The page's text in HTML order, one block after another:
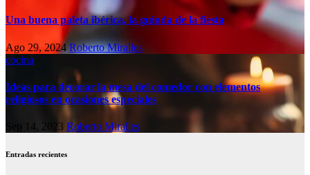
Una buena paleta ibérica, la guinda de la fiesta
Ago 29, 2024Roberto Miralles
cocina
Ideas para decorar la mesa del comedor con elementos
religiosos en ocasiones especiales
Sep 14, 2023 Roberto Miralles
Entradas recientes